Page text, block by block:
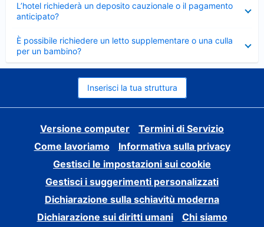
L’hotel richiederà un deposito cauzionale o il pagamento
anticipato?
chiuso
È possibile richiedere un letto supplementare o una culla
per un bambino?
Elemento
chiuso
Inserisci la tua struttura
Versione computer
Termini di Servizio
Come lavoriamo
Informativa sulla privacy
Gestisci le impostazioni sui cookie
Gestisci i suggerimenti personalizzati
Dichiarazione sulla schiavitù moderna
Dichiarazione sui diritti umani
Chi siamo